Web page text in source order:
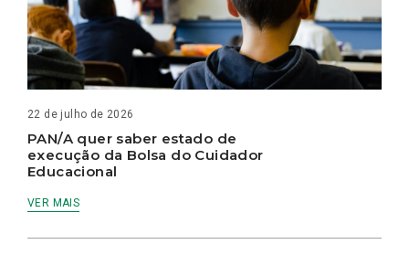
22 de julho de 2026
PAN/A quer saber estado de
execução da Bolsa do Cuidador
Educacional
VER MAIS